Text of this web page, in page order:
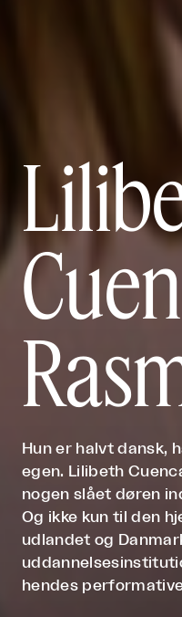
Hun er halvt dansk,
egen. Lilibeth
nogen slået døren
Og ikke kun til den
udlandet og
hendes